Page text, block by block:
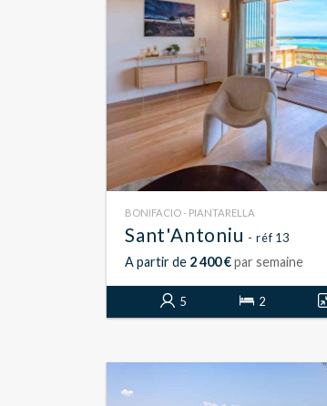
BONIFACIO - PIANTARELLA
Sant'Antoniu - réf 13
A partir de 2 400 €par semaine
5 2